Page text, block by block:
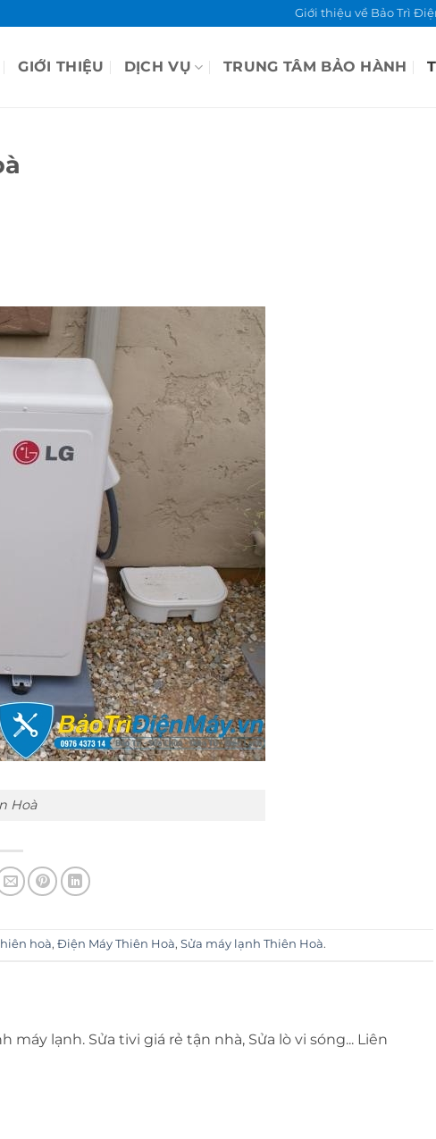
Giới thiệu về Bảo Trì
GIỚI THIỆU DỊCH VỤ TRUNG TÂM BẢO HÀNH
Hoà
hoà, Điện Máy Thiên Hoà, Sửa máy lạnh Thiên Hoà.
máy lạnh. Sửa tivi giá rẻ tận nhà, Sửa lò vi sóng... Liên